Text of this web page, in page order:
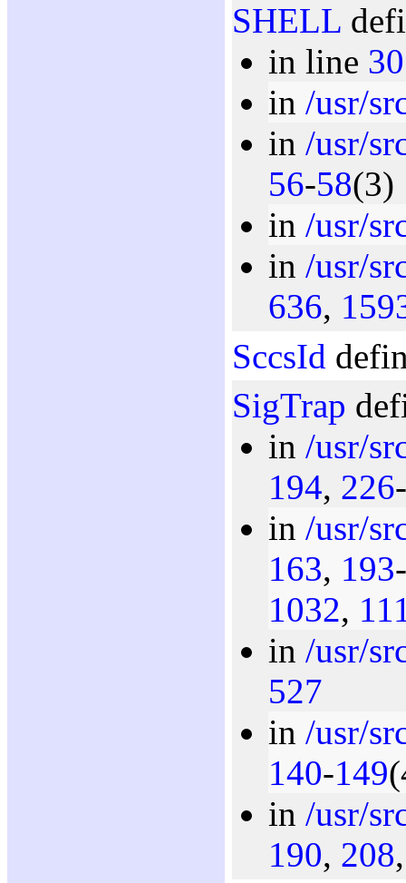
SHELL
in line 30
in /usr/
in /usr/
56-58(3)
in /usr/
in /usr/
636,
SccsId
SigTrap
in /usr/
194, 226-
in /usr/
163, 193-
1032,
in /usr/
527
in /usr/
140-149
in /usr/
190, 208